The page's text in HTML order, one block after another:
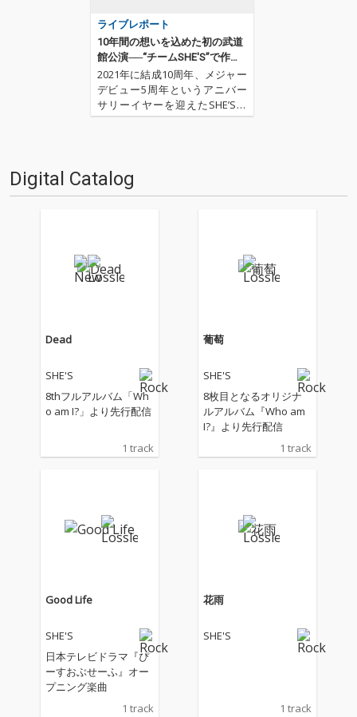
ライブレポート
10年間の想いを込めた初の武道
館公演──“チームSHE'S”で作り
あげた〈SHE’S in BUDOKAN〉
ライヴレポート
2021年に結成10周年、メジャー
デビュー5周年というアニバー
サリーイヤーを迎えたSHE’S。
様々な周年企画を行ってきた彼
自身最大キャパとなるワンマ
ン・ライヴ〈SHE…
Digital Catalog
Dead
SHE'S
8thフルアルバム「Wh
o am I?」より先行配信
1 track
葡萄
SHE'S
8枚目となるオリジナ
ルアルバム『Who am
I?』より先行配信
1 track
Good Life
SHE'S
日本テレビドラマ『ぴ
ーすおぶせーふ』オー
プニング楽曲
1 track
花雨
SHE'S
1 track